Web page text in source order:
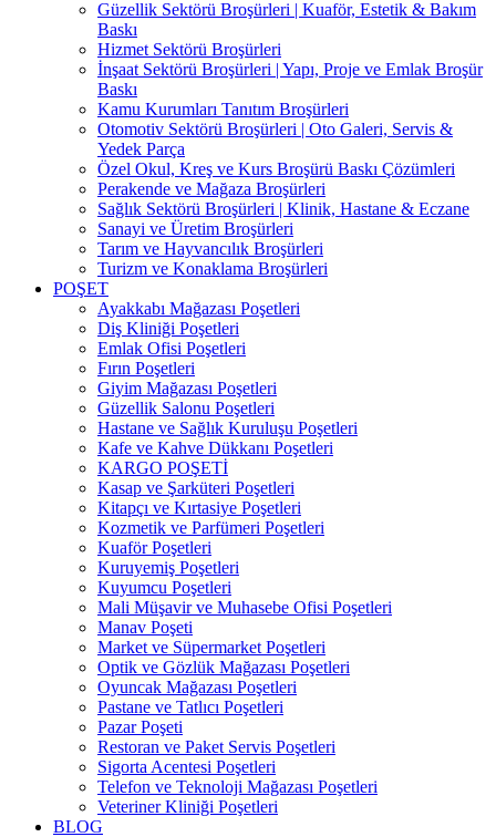
Güzellik Sektörü Broşürleri | Kuaför, Estetik & Bakım
Baskı
Hizmet Sektörü Broşürleri
İnşaat Sektörü Broşürleri | Yapı, Proje ve Emlak Broşür
Baskı
Kamu Kurumları Tanıtım Broşürleri
Otomotiv Sektörü Broşürleri | Oto Galeri, Servis &
Yedek Parça
Özel Okul, Kreş ve Kurs Broşürü Baskı Çözümleri
Perakende ve Mağaza Broşürleri
Sağlık Sektörü Broşürleri | Klinik, Hastane & Eczane
Sanayi ve Üretim Broşürleri
Tarım ve Hayvancılık Broşürleri
Turizm ve Konaklama Broşürleri
POŞET
Ayakkabı Mağazası Poşetleri
Diş Kliniği Poşetleri
Emlak Ofisi Poşetleri
Fırın Poşetleri
Giyim Mağazası Poşetleri
Güzellik Salonu Poşetleri
Hastane ve Sağlık Kuruluşu Poşetleri
Kafe ve Kahve Dükkanı Poşetleri
KARGO POŞETİ
Kasap ve Şarküteri Poşetleri
Kitapçı ve Kırtasiye Poşetleri
Kozmetik ve Parfümeri Poşetleri
Kuaför Poşetleri
Kuruyemiş Poşetleri
Kuyumcu Poşetleri
Mali Müşavir ve Muhasebe Ofisi Poşetleri
Manav Poşeti
Market ve Süpermarket Poşetleri
Optik ve Gözlük Mağazası Poşetleri
Oyuncak Mağazası Poşetleri
Pastane ve Tatlıcı Poşetleri
Pazar Poşeti
Restoran ve Paket Servis Poşetleri
Sigorta Acentesi Poşetleri
Telefon ve Teknoloji Mağazası Poşetleri
Veteriner Kliniği Poşetleri
BLOG